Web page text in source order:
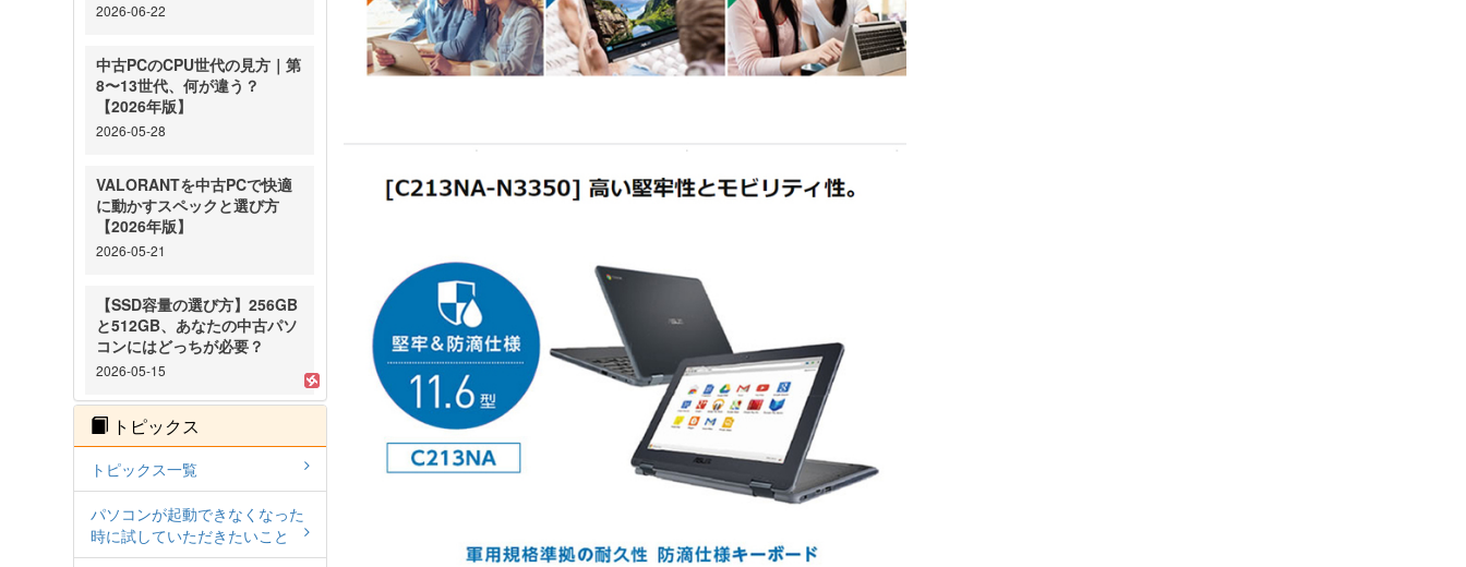
2026-06-22
中古PCのCPU世代の見方｜第
8〜13世代、何が違う？
【2026年版】
2026-05-28
VALORANTを中古PCで快適
に動かすスペックと選び方
【2026年版】
2026-05-21
【SSD容量の選び方】256GB
と512GB、あなたの中古パソ
コンにはどっちが必要？
2026-05-15
トピックス
トピックス一覧
パソコンが起動できなくなった
時に試していただきたいこと